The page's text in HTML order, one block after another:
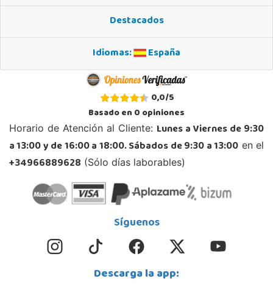
Destacados
Idiomas:
España
0,0/5
Basado en0opiniones
Horario de Atención al Cliente: Lunes a Viernes de 9:30
a 13:00 y de 16:00 a 18:00. Sábados de 9:30 a 13:00 en el
+34966889628 (Sólo días laborables)
Síguenos
Descarga la app: